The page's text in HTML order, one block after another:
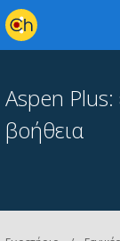
Aspen Plus:
βοήθεια